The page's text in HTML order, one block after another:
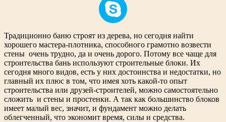
Традиционно баню строят из дерева, но сегодня найти
хорошего мастера-плотника, способного грамотно возвести
стены очень трудно, да и очень дорого. Потому все чаще для
строительства бань используют строительные блоки. Их
сегодня много видов, есть у них достоинства и недостатки, но
главный их плюс в том, что имея хоть какой-то опыт
строительства или друзей-строителей, можно самостоятельно
сложить и стены и простенки. А так как большинство блоков
имеет малый вес, значит, и фундамент можно делать
облегченный, что экономит время, силы и средства.